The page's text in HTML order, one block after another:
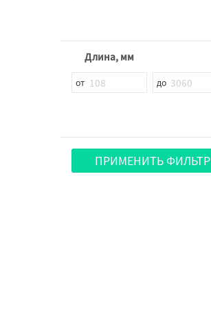
Длина, мм
ПРИМЕНИТЬ ФИЛЬТР